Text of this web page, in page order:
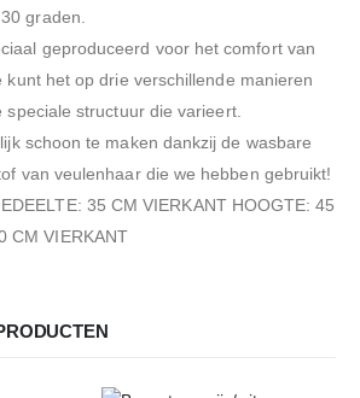
graden.
geproduceerd voor het comfort van
kunt het op drie verschillende manieren
structuur die varieert.
schoon te maken dankzij de wasbare
van veulenhaar die we hebben gebruikt!
35 CM VIERKANT HOOGTE: 45
CM VIERKANT